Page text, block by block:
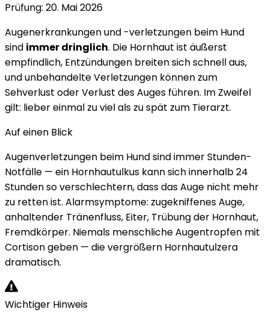
Prüfung: 20. Mai 2026
Augenerkrankungen und -verletzungen beim Hund
sind immer dringlich. Die Hornhaut ist äußerst
empfindlich, Entzündungen breiten sich schnell aus,
und unbehandelte Verletzungen können zum
Sehverlust oder Verlust des Auges führen. Im Zweifel
gilt: lieber einmal zu viel als zu spät zum Tierarzt.
Auf einen Blick
Augenverletzungen beim Hund sind immer Stunden-
Notfälle — ein Hornhautulkus kann sich innerhalb 24
Stunden so verschlechtern, dass das Auge nicht mehr
zu retten ist. Alarmsymptome: zugekniffenes Auge,
anhaltender Tränenfluss, Eiter, Trübung der Hornhaut,
Fremdkörper. Niemals menschliche Augentropfen mit
Cortison geben — die vergrößern Hornhautulzera
dramatisch.
Wichtiger Hinweis